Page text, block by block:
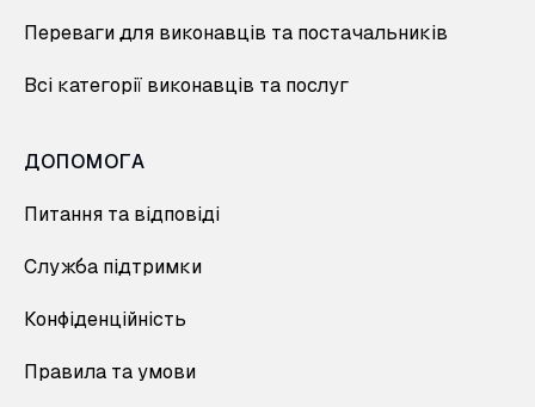
Переваги для виконавців та постачальників
Всі категорії виконавців та послуг
ДОПОМОГА
Питання та відповіді
Служба підтримки
Конфіденційність
Правила та умови